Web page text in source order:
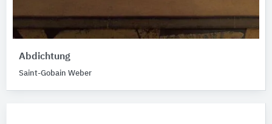
Abdichtung
Saint-Gobain Weber